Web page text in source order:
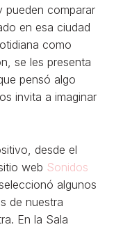
pueden comparar
en esa ciudad
como
se les presenta
pensó algo
invita a imaginar
desde el
web Sonidos
algunos
de nuestra
En la Sala